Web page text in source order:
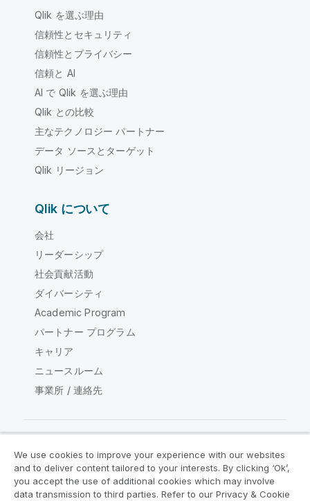
Qlik を選ぶ理由
信頼性とセキュリティ
信頼性とプライバシー
信頼と AI
AI で Qlik を選ぶ理由
Qlik との比較
主なテクノロジー パートナー
データ ソースとターゲット
Qlik リージョン
Qlik について
会社
リーダーシップ
社会貢献活動
ダイバーシティ
Academic Program
パートナー プログラム
キャリア
ニュースルーム
事業所 / 連絡先
Qlik コミュニティ
法的契約 製品規約 Legal Policies
We use cookies to improve your experience with our websites
and to deliver content tailored to your interests. By clicking ‘Ok’,
you accept the use of additional cookies which may involve
data transmission to third parties. Refer to our Privacy & Cookie